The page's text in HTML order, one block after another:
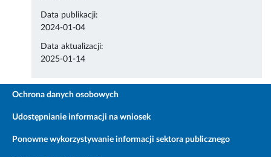
Data publikacji:
2024-01-04
Data aktualizacji:
2025-01-14
Ochrona danych osobowych
Udostępnianie informacji na wniosek
Ponowne wykorzystywanie informacji sektora publicznego